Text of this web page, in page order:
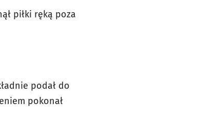
piłki ręką poza
podał do
pokonał